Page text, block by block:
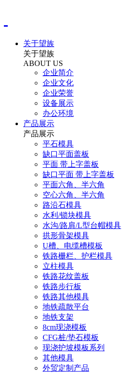
关于望族
关于望族
ABOUT US
企业简介
企业文化
企业荣誉
设备展示
办公环境
产品展示
产品展示
平石模具
缺口平面盖板
平面 带上字盖板
缺口平面 带上字盖板
平面六角、半六角
空心六角、半六角
路沿石模具
水利/锁块模具
水沟/路肩/L型台帽模具
拱形骨架模具
U槽、电缆槽模板
铁路栅栏、护栏模具
立柱模具
铁路花纹盖板
铁路步行板
铁路其他模具
地铁疏散平台
地铁支架
8cm现浇模板
CFG桩/垫石模板
现浇护坡模板系列
其他模具
外贸定制产品